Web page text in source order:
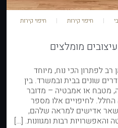
חיפוי קירות
חיפוי קירות
רב לפתרון הכי נוח, מיוחד
שונים בבית ובמשרד. בין
מטבח או אמבטיה – מדובר
לחיפויים אלו מספר
אדישים למראה שלהם,
רבות ומגוונות. […]